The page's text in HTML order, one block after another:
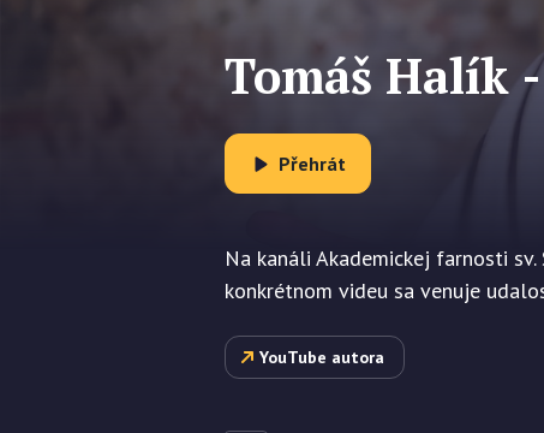
Tomáš Halík
Přehrát
Na kanáli Akademickej farnosti
konkrétnom videu sa venuje
YouTube autora